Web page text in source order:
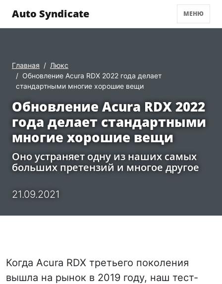
Auto Syndicate МЕНЮ
Главная
Люкс
Обновление Acura RDX 2022 года делает
стандартными многие хорошие вещи
Обновление Acura RDX 2022
года делает стандартными
многие хорошие вещи
Оно устраняет одну из наших самых
больших претензий и многое другое
21.09.2021
Когда Acura RDX третьего поколения
вышла на рынок в 2019 году, наш тест-